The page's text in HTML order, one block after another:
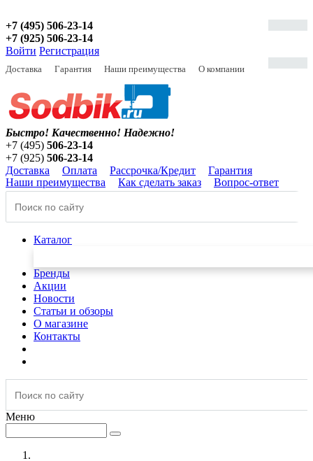
+7 (495) 506-23-14
+7 (925) 506-23-14
Войти Регистрация
Доставка Гарантия Наши преимущества О компании
Быстро! Качественно! Надежно!
+7 (495) 506-23-14
+7 (925) 506-23-14
Доставка
Оплата Рассрочка/Кредит
Гарантия
Наши преимущества
Как сделать заказ Вопрос-ответ
Каталог
Бренды
Акции
Новости
Статьи и обзоры
О магазине
Контакты
Меню